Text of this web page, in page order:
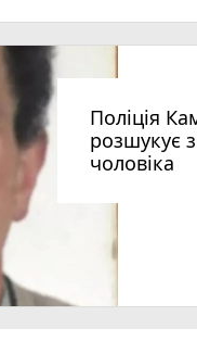
Поліція
розшукує
чоловіка